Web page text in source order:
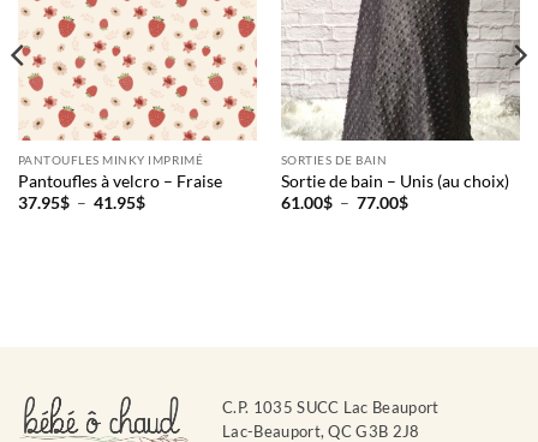
PANTOUFLES MINKY IMPRIMÉ
Pantoufles à velcro – Fraise
37.95$ – 41.95$Plage
SORTIES DE BAIN
Sortie de bain – Unis (au choix)
61.00$ – 77.00$Plage
C.P. 1035 SUCC Lac Beauport
Lac-Beauport, QC G3B 2J8